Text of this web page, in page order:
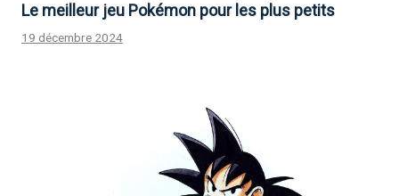
Le meilleur jeu Pokémon pour les plus petits
19 décembre 2024